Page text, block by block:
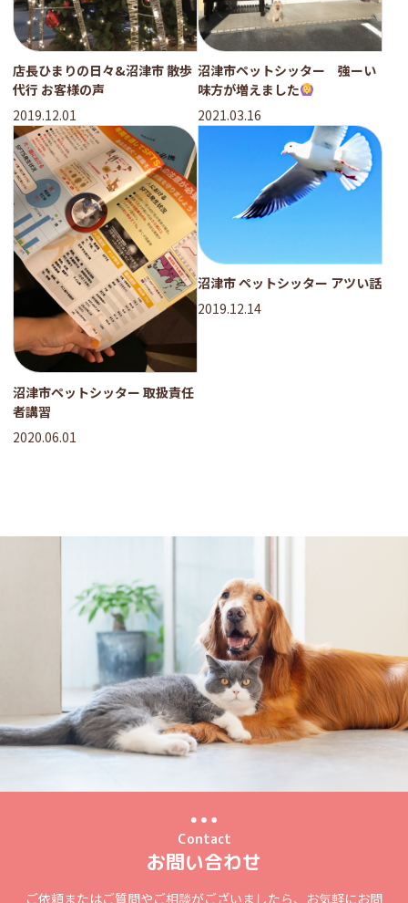
店長ひまりの日々&沼津市 散歩
代行 お客様の声
2019.12.01
沼津市ペットシッター 強ーい
味方が増えました
2021.03.16
沼津市ペットシッター 取扱責任
者講習
2020.06.01
沼津市 ペットシッター アツい話
2019.12.14
Contact
お問い合わせ
ご依頼またはご質問やご相談がございましたら、お気軽にお問